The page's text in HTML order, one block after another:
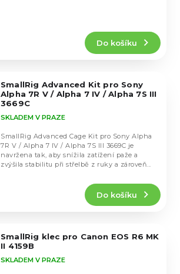
Do košíku
SmallRig Advanced Kit pro Sony
Alpha 7R V / Alpha 7 IV / Alpha 7S III
3669C
SKLADEM V PRAZE
Do košíku
SmallRig Advanced Cage Kit pro Sony Alpha
7R V / Alpha 7 IV / Alpha 7S III 3669C je
navržena tak, aby snížila zatížení paže a
zvýšila stabilitu při střelbě z ruky a zároveň...
SmallRig klec pro Canon EOS R6 MK
II 4159B
SKLADEM V PRAZE